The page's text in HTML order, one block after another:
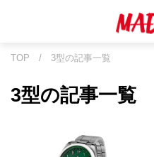
TOP / 3型の記事一覧
3型の記事一覧